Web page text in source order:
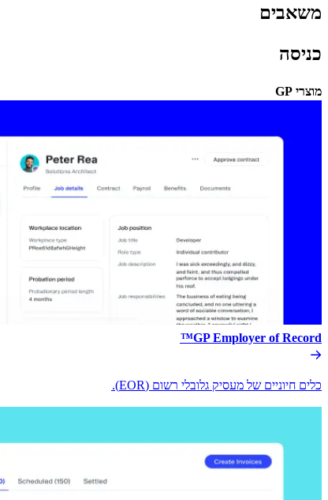
משאבים​​
כניסה​​
מוצרי GP​​
GP Employer of Record™​​
כלים חיוניים של מעסיק גלובלי רשום (EOR).​​